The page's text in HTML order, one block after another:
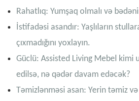
Rahatlıq: Yumşaq olmalı və
İstifadəsi asandır: Yaşlıların
çıxmadığını yoxlayın.
Güclü: Assisted Living Mebel kimi
edilsə, nə qədər davam edəcək?
Təmizlənməsi asan: Yerin təmiz